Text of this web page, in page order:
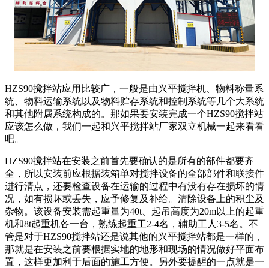
HZS90搅拌站应用比较广，一般是由兴平搅拌机、物料称量系
统、物料运输系统以及物料贮存系统和控制系统等几个大系统
和其他附属系统构成的。那如果要安装完成一个HZS90搅拌站
应该怎么做，我们一起和兴平搅拌站厂家双立机械一起来看看
吧。
HZS90搅拌站在安装之前首先要确认的是所有的部件都要齐
全，所以安装前应根据装箱单对搅拌设备的全部部件和联接件
进行清点，还要检查设备在运输的过程中有没有存在损坏的情
况，如有损坏或丢失，应予修复及补给。清除设备上的积尘及
杂物。该设备安装需起重量为40t、起吊高度为20m以上的起重
机和8t起重机各一台，熟练起重工2-4名，辅助工人3-5名。不
管是对于HZS90搅拌站还是说其他的兴平搅拌站都是一样的，
那就是在安装之前要根据实地的地形和现场的情况做好平面布
置，这样更加利于后面的施工方便。另外要提醒的一点就是一